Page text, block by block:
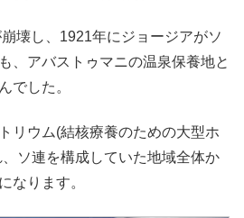
壊し、1921年にジョージアがソ
、アバストゥマニの温泉保養地と
でした。
リウム(結核療養のための大型ホ
ソ連を構成していた地域全体か
なります。